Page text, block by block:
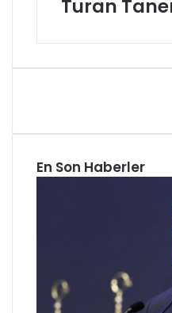
Turan
En Son Haberler